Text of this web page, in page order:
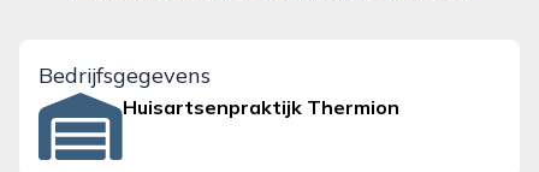
Bedrijfsgegevens
Huisartsenpraktijk Thermion